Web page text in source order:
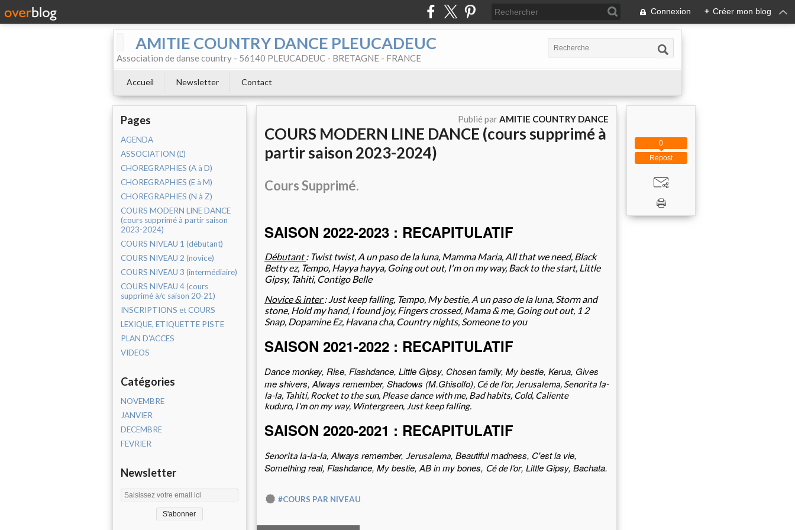
Connexion + Créer mon blog
AMITIE COUNTRY DANCE PLEUCADEUC
Association de danse country - 56140 PLEUCADEUC - BRETAGNE - FRANCE
Accueil Newsletter Contact
Pages
AGENDA
ASSOCIATION (L')
CHOREGRAPHIES (A à D)
CHOREGRAPHIES (E à M)
CHOREGRAPHIES (N à Z)
COURS MODERN LINE DANCE
(cours supprimé à partir saison
2023-2024)
COURS NIVEAU 1 (débutant)
COURS NIVEAU 2 (novice)
COURS NIVEAU 3 (intermédiaire)
COURS NIVEAU 4 (cours
supprimé à/c saison 20-21)
INSCRIPTIONS et COURS
LEXIQUE, ETIQUETTE PISTE
PLAN D'ACCES
VIDEOS
Catégories
NOVEMBRE
JANVIER
DECEMBRE
FEVRIER
Newsletter
Publié parAMITIE COUNTRY DANCE
COURS MODERN LINE DANCE (cours supprimé à
partir saison 2023-2024)
Cours Supprimé.
SAISON 2022-2023 : RECAPITULATIF
Débutant: Twist twist, A un paso de la luna, Mamma Maria, All that we need, Black
Betty ez, Tempo, Hayya hayya, Going out out, I'm on my way, Back to the start, Little
Gipsy, Tahiti, Contigo Belle
Novice & inter: Just keep falling, Tempo, My bestie, A un paso de la luna, Storm and
stone, Hold my hand, I found joy, Fingers crossed, Mama & me, Going out out, 1 2
Snap, Dopamine Ez, Havana cha, Country nights, Someone to you
SAISON 2021-2022 : RECAPITULATIF
Dance monkey, Rise, Flashdance, Little Gipsy, Chosen family, My bestie, Kerua, Gives
me shivers, Always remember, Shadows (M.Ghisolfo), Cé de l'or, Jerusalema, Senorita la-
la-la, Tahiti, Rocket to the sun, Please dance with me, Bad habits, Cold, Caliente
kuduro, I'm on my way, Wintergreen, Just keep falling.
SAISON 2020-2021 : RECAPITULATIF
Senorita la-la-la, Always remember, Jerusalema, Beautiful madness, C'est la vie,
Something real, Flashdance, My bestie, AB in my bones, Cé de l'or, Little Gipsy, Bachata.
#COURS PAR NIVEAU
Repost
0